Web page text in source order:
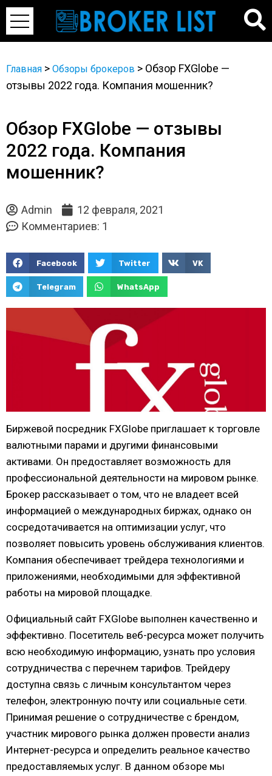
Главная > Обзоры брокеров > Обзор FXGlobe —
отзывы 2022 года. Компания мошенник?
Обзор FXGlobe — отзывы
2022 года. Компания
мошенник?
Admin
12 февраля, 2021
Комментариев: 1
Facebook Twitter VK
Telegram WhatsApp
Биржевой посредник FXGlobe приглашает к торговле
валютными парами и другими финансовыми
активами. Он предоставляет возможность для
профессиональной деятельности на мировом рынке.
Брокер рассказывает о том, что не владеет всей
информацией о международных биржах, однако он
сосредотачивается на оптимизации услуг, что
позволяет повысить уровень обслуживания клиентов.
Компания обеспечивает трейдера технологиями и
приложениями, необходимыми для эффективной
работы на мировой площадке.
Официальный сайт FXGlobe выполнен качественно и
эффективно. Посетитель веб-ресурса может получить
всю необходимую информацию, узнать про условия
сотрудничества с перечнем тарифов. Трейдеру
доступна связь с личным консультантом через
телефон, электронную почту или социальные сети.
Принимая решение о сотрудничестве с брендом,
участник мирового рынка должен провести анализ
Интернет-ресурса и определить реальное качество
предоставляемых услуг. В данном обзоре мы